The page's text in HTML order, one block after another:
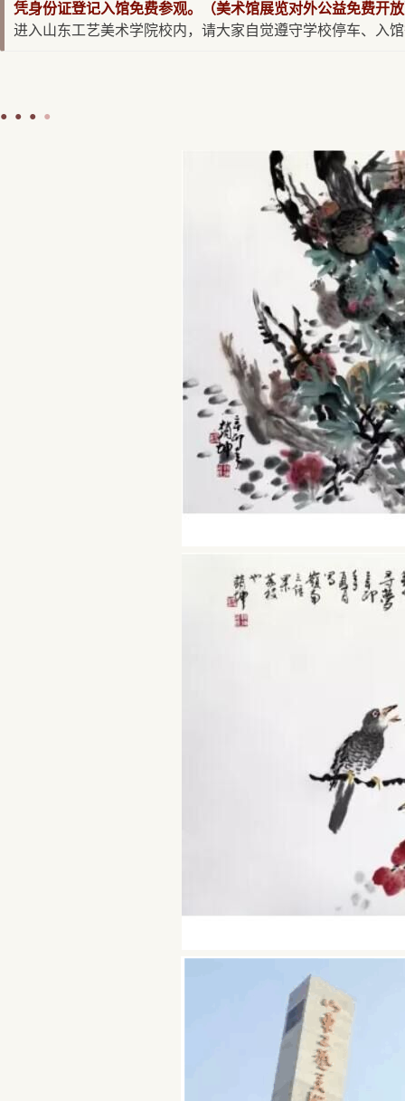
凭身份证登记入馆免费参观。（美术馆展览对外公益免费开
进入山东工艺美术学院校内，请大家自觉遵守学校停车、入
● ● ● ●